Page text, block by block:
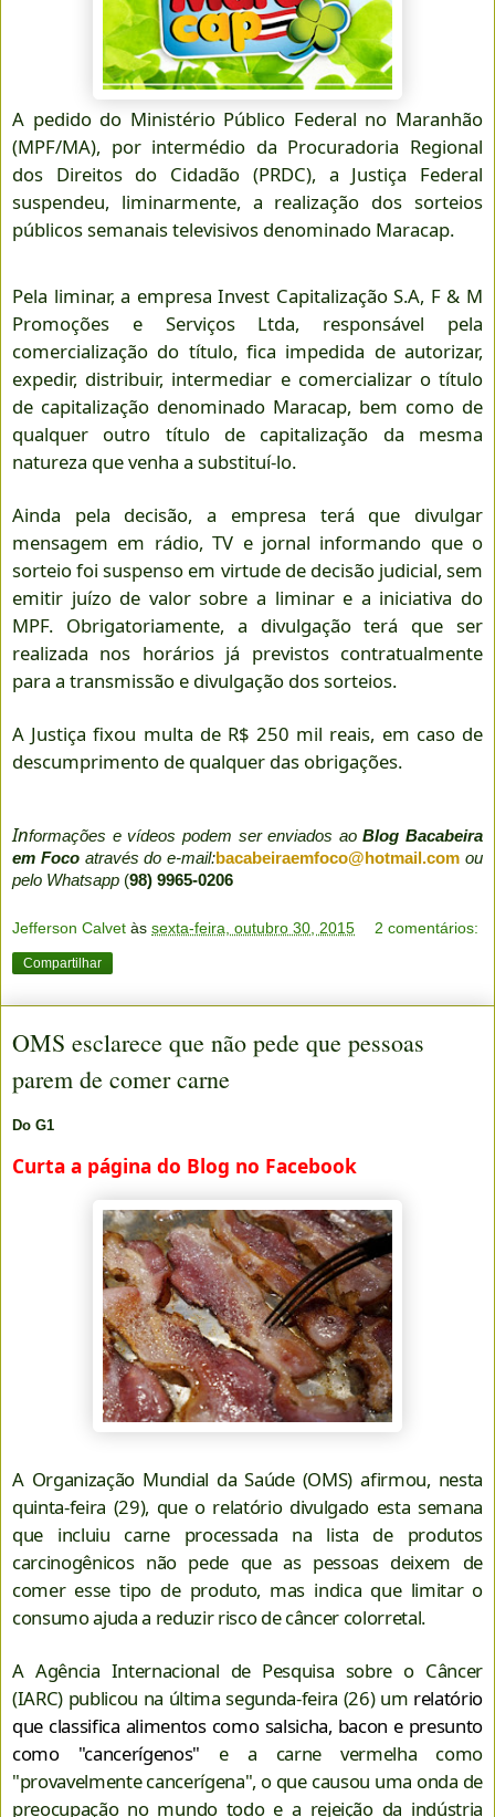
A pedido do Ministério Público Federal no Maranhão
(MPF/MA), por intermédio da Procuradoria Regional
dos Direitos do Cidadão (PRDC), a Justiça Federal
suspendeu, liminarmente, a realização dos sorteios
públicos semanais televisivos denominado Maracap.
Pela liminar, a empresa Invest Capitalização S.A, F & M
Promoções e Serviços Ltda, responsável pela
comercialização do título, fica impedida de autorizar,
expedir, distribuir, intermediar e comercializar o título
de capitalização denominado Maracap, bem como de
qualquer outro título de capitalização da mesma
natureza que venha a substituí-lo.
Ainda pela decisão, a empresa terá que divulgar
mensagem em rádio, TV e jornal informando que o
sorteio foi suspenso em virtude de decisão judicial, sem
emitir juízo de valor sobre a liminar e a iniciativa do
MPF. Obrigatoriamente, a divulgação terá que ser
realizada nos horários já previstos contratualmente
para a transmissão e divulgação dos sorteios.
A Justiça fixou multa de R$ 250 mil reais, em caso de
descumprimento de qualquer das obrigações.
Informações e vídeos podem ser enviados aoBlog Bacabeira
em Focoatravés do e-mail:bacabeiraemfoco@hotmail.com ou
pelo Whatsapp (98) 9965-0206
Jefferson Calvet às sexta-feira, outubro 30, 2015 2 comentários:
Compartilhar
OMS esclarece que não pede que pessoas
parem de comer carne
Do G1
Curta a página do Blog no Facebook
A Organização Mundial da Saúde (OMS) afirmou, nesta
quinta-feira (29), que o relatório divulgado esta semana
que incluiu carne processada na lista de produtos
carcinogênicos não pede que as pessoas deixem de
comer esse tipo de produto, mas indica que limitar o
consumo ajuda a reduzir risco de câncer colorretal.
A Agência Internacional de Pesquisa sobre o Câncer
(IARC) publicou na última segunda-feira (26) um relatório
que classifica alimentos como salsicha, bacon e presunto
como "cancerígenos"
e a carne vermelha como
"provavelmente cancerígena", o que causou uma onda de
preocupação no mundo todo e a rejeição da indústria